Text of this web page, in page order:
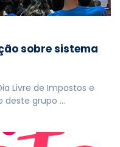
sobre sistema
Livre de Impostos e
deste grupo …